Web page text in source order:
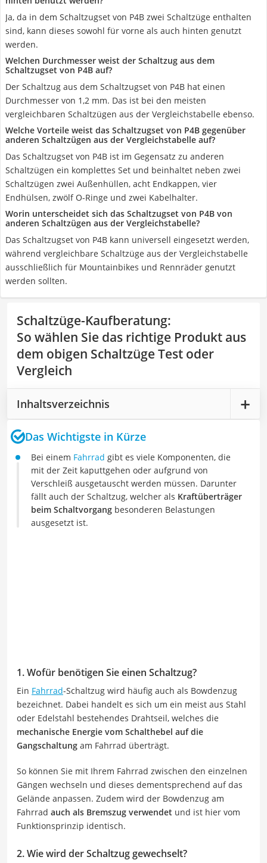
Ja, da in dem Schaltzugset von P4B zwei Schaltzüge enthalten
sind, kann dieses sowohl für vorne als auch hinten genutzt
werden.
Welchen Durchmesser weist der Schaltzug aus dem
Schaltzugset von P4B auf?
Der Schaltzug aus dem Schaltzugset von P4B hat einen
Durchmesser von 1,2 mm. Das ist bei den meisten
vergleichbaren Schaltzügen aus der Vergleichstabelle ebenso.
Welche Vorteile weist das Schaltzugset von P4B gegenüber
anderen Schaltzügen aus der Vergleichstabelle auf?
Das Schaltzugset von P4B ist im Gegensatz zu anderen
Schaltzügen ein komplettes Set und beinhaltet neben zwei
Schaltzügen zwei Außenhüllen, acht Endkappen, vier
Endhülsen, zwölf O-Ringe und zwei Kabelhalter.
Worin unterscheidet sich das Schaltzugset von P4B von
anderen Schaltzügen aus der Vergleichstabelle?
Das Schaltzugset von P4B kann universell eingesetzt werden,
während vergleichbare Schaltzüge aus der Vergleichstabelle
ausschließlich für Mountainbikes und Rennräder genutzt
werden sollten.
Schaltzüge-Kaufberatung:
So wählen Sie das richtige Produkt aus
dem obigen Schaltzüge Test oder
Vergleich
Inhaltsverzeichnis
Das Wichtigste in Kürze
Bei einem Fahrrad gibt es viele Komponenten, die
mit der Zeit kaputtgehen oder aufgrund von
Verschleiß ausgetauscht werden müssen. Darunter
fällt auch der Schaltzug, welcher als Kraftüberträger
beim Schaltvorgang besonderen Belastungen
ausgesetzt ist.
1. Wofür benötigen Sie einen Schaltzug?
Ein Fahrrad-Schaltzug wird häufig auch als Bowdenzug
bezeichnet. Dabei handelt es sich um ein meist aus Stahl
oder Edelstahl bestehendes Drahtseil, welches die
mechanische Energie vom Schalthebel auf die
Gangschaltung am Fahrrad überträgt.
So können Sie mit Ihrem Fahrrad zwischen den einzelnen
Gängen wechseln und dieses dementsprechend auf das
Gelände anpassen. Zudem wird der Bowdenzug am
Fahrrad auch als Bremszug verwendet und ist hier vom
Funktionsprinzip identisch.
2. Wie wird der Schaltzug gewechselt?